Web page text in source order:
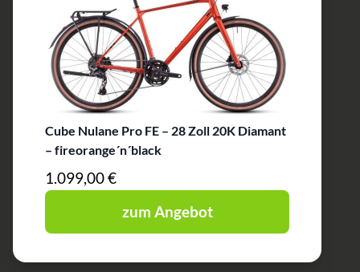
Cube Nulane Pro FE – 28 Zoll 20K Diamant
– fireorange´n´black
1.099,00 €
zum Angebot